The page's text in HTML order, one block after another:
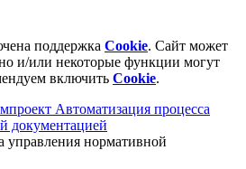
поддержка Cookie. Сайт может
и/или некоторые функции могут
включить Cookie.
Автоматизация процесса
документацией
управления нормативной